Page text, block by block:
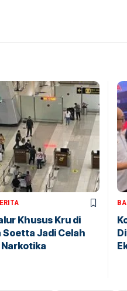
Khusus Kru di
Soetta Jadi Celah